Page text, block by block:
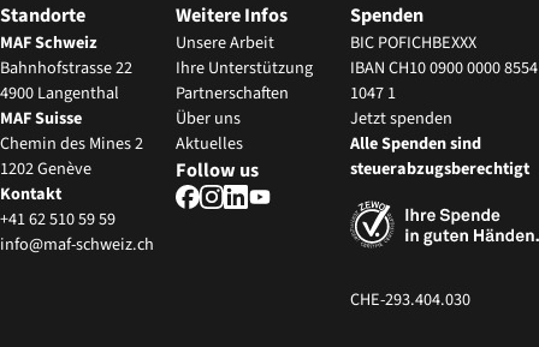
Standorte
MAF Schweiz
Bahnhofstrasse 22
4900 Langenthal
MAF Suisse
Chemin des Mines 2
1202 Genève
Kontakt
+41 62 510 59 59
info@maf-schweiz.ch
Weitere Infos
Unsere Arbeit
Ihre Unterstützung
Partnerschaften
‍Über uns
Aktuelles
Follow us
Spenden
BIC POFICHBEXXX
IBAN CH10 0900 0000 8554
1047 1
Jetzt spenden
Alle Spenden sind
steuerabzugsberechtigt
CHE-293.404.030